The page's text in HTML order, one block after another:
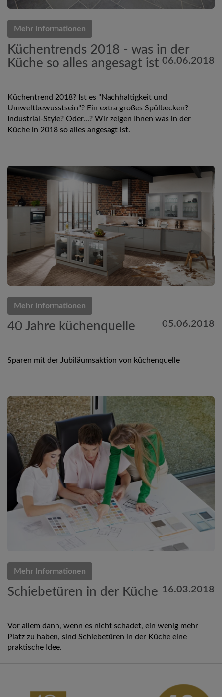
Mehr Informationen
Küchentrends 2018 - was in der
Küche so alles angesagt ist 06.06.2018
Küchentrend 2018? Ist es "Nachhaltigkeit und
Umweltbewusstsein"? Ein extra großes Spülbecken?
Industrial-Style? Oder...? Wir zeigen Ihnen was in der
Küche in 2018 so alles angesagt ist.
Mehr Informationen
40 Jahre küchenquelle 05.06.2018
Sparen mit der Jubiläumsaktion von küchenquelle
Mehr Informationen
Schiebetüren in der Küche 16.03.2018
Vor allem dann, wenn es nicht schadet, ein wenig mehr
Platz zu haben, sind Schiebetüren in der Küche eine
praktische Idee.